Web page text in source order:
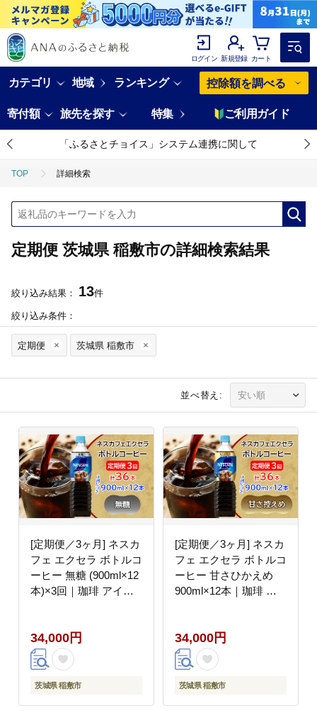
ログイン 新規登録 カート
カテゴリ 地域 ランキング 控除額を調べる
寄付額 旅先を探す 特集 ご利用ガイド
「ふるさとチョイス」システム連携に関して
TOP 詳細検索
定期便 茨城県 稲敷市の詳細検索結果
絞り込み結果： 13件
絞り込み条件：
定期便 茨城県 稲敷市
並べ替え:
[定期便／3ヶ月] ネスカ
フェ エクセラ ボトルコ
ーヒー 無糖 (900ml×12
本)×3回｜珈琲 アイス
ネスレ [2054]
34,000円
茨城県 稲敷市
[定期便／3ヶ月] ネスカ
フェ エクセラ ボトルコ
ーヒー 甘さひかえめ
900ml×12本｜珈琲 ア
フト ネスレ [2055]
34,000円
茨城県 稲敷市